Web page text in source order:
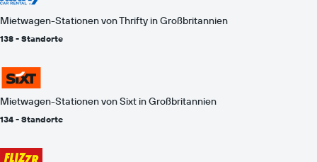
Mietwagen-Stationen von Thrifty in Großbritannien
138 - Standorte
Mietwagen-Stationen von Sixt in Großbritannien
134 - Standorte